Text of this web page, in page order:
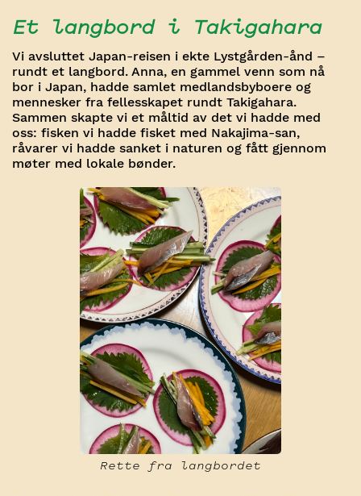
Et langbord i Takigahara
Vi avsluttet Japan-reisen i ekte Lystgården-ånd –
rundt et langbord. Anna, en gammel venn som nå
bor i Japan, hadde samlet medlandsbyboere og
mennesker fra fellesskapet rundt Takigahara.
Sammen skapte vi et måltid av det vi hadde med
oss: fisken vi hadde fisket med Nakajima-san,
råvarer vi hadde sanket i naturen og fått gjennom
møter med lokale bønder.
Rette fra langbordet